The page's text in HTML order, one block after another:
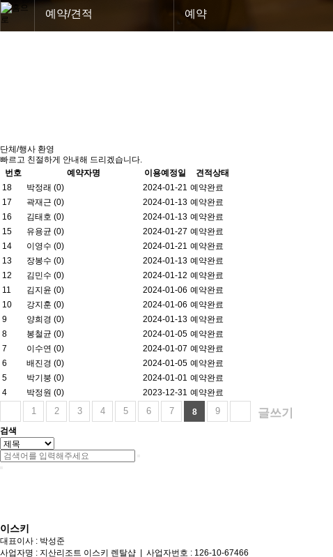
예약/견적 예약
단체/행사 환영
빠르고 친절하게 안내해 드리겠습니다.
번호 예약자명 이용예정일
견적상태
18
박정래 (0) 2024-01-21 예약완료
17
곽재근 (0) 2024-01-13 예약완료
16
김태호 (0) 2024-01-13 예약완료
15
유용균 (0) 2024-01-27 예약완료
14
이영수 (0) 2024-01-21 예약완료
13
장봉수 (0) 2024-01-13 예약완료
12
김민수 (0) 2024-01-12 예약완료
11
김지윤 (0) 2024-01-06 예약완료
10
강지훈 (0) 2024-01-06 예약완료
9
양희경 (0) 2024-01-13 예약완료
8
봉철균 (0) 2024-01-05 예약완료
7
이수연 (0) 2024-01-07 예약완료
6
배진경 (0) 2024-01-05 예약완료
5
박기붕 (0) 2024-01-01 예약완료
4
박정원 (0) 2023-12-31 예약완료
1 2 3 4 5 6 7 8 9 글쓰기
검색
이스키
대표이사 : 박성준
사업자명 : 지산리조트 이스키 렌탈샵 | 사업자번호 : 126-10-67466